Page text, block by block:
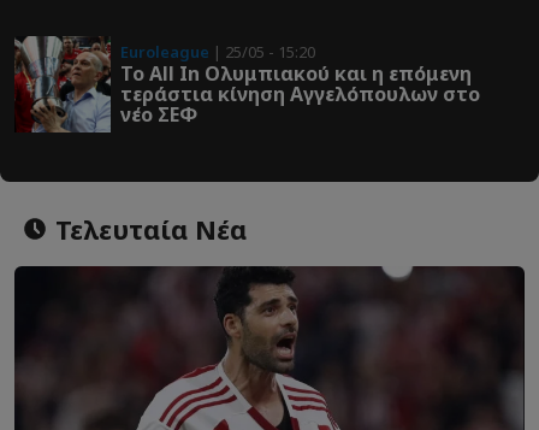
Euroleague | 25/05 - 15:20
Το All In Ολυμπιακού και η επόμενη
τεράστια κίνηση Αγγελόπουλων στο
νέο ΣΕΦ
Τελευταία Νέα